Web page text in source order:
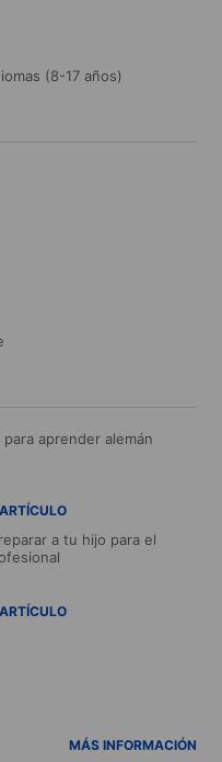
(8-17 años)
aprender alemán
a tu hijo para el
MÁS INFORMACIÓN